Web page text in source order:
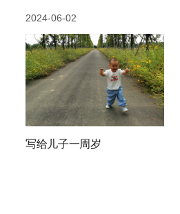
2024-06-02
写给儿子一周岁